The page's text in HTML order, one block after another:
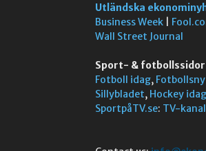
Utländska
Business Week
Wall Street Journal
Sport- & fotbollssidor
Fotboll idag,
Sillybladet, Hockey idag
SportpåTV.se: TV-